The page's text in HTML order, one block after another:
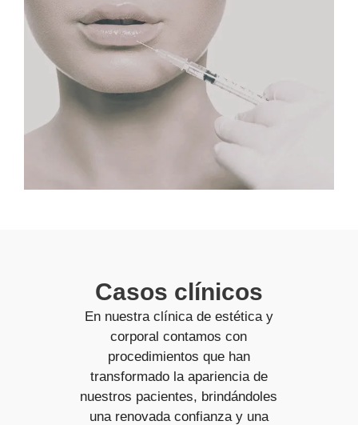
Casos clínicos
En nuestra clínica de estética y
corporal contamos con
procedimientos que han
transformado la apariencia de
nuestros pacientes, brindándoles
una renovada confianza y una